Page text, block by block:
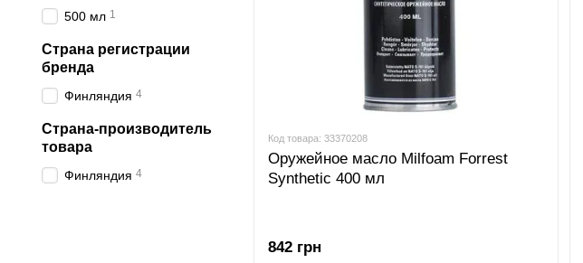
Код товара: 33370208
Оружейное масло Milfoam Forrest
Synthetic 400 мл
842 грн
500 мл 1
Страна регистрации
бренда
Финляндия 4
Страна-производитель
товара
Финляндия 4